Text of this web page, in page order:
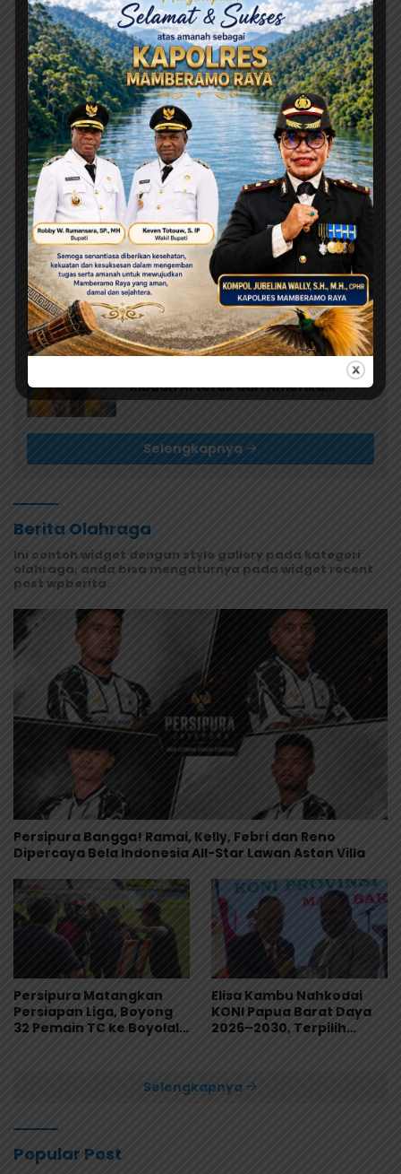
Agustus 7, 2026
Orang Tua Kecewa, Korban MBG Depapre
Dipulangkan Saat Masih Muntah dan Diare
Agustus 7, 2026
MRP Tegaskan Dukungan Papua
Utara: “Ini Soal Keadilan bagi
Saireri”
Agustus 7, 2026
Warisan Leluhur Pulang ke Papua,
Ribuan Artefak dari Amerika
Diserahkan ke Museum Uncen
Selengkapnya
Berita Olahraga
Ini contoh widget dengan style gallery pada kategori
olahraga, anda bisa mengaturnya pada widget recent
post wpberita.
Persipura Bangga! Ramai, Kelly, Febri dan Reno
Dipercaya Bela Indonesia All-Star Lawan Aston Villa
Persipura Matangkan
Persiapan Liga, Boyong
32 Pemain TC ke Boyolali
Elisa Kambu Nahkodai
KONI Papua Barat Daya
2026–2030, Terpilih
Selengkapnya
Popular Post